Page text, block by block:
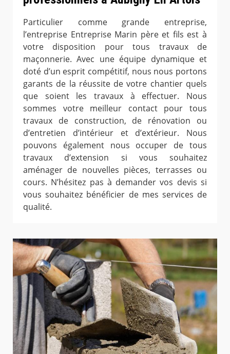
Particulier comme grande entreprise,
l’entreprise Entreprise Marin père et fils est à
votre disposition pour tous travaux de
maçonnerie. Avec une équipe dynamique et
doté d’un esprit compétitif, nous nous portons
garants de la réussite de votre chantier quels
que soient les travaux à effectuer. Nous
sommes votre meilleur contact pour tous
travaux de construction, de rénovation ou
d’entretien d’intérieur et d’extérieur. Nous
pouvons également nous occuper de tous
travaux d’extension si vous souhaitez
aménager de nouvelles pièces, terrasses ou
cours. N’hésitez pas à demander vos devis si
vous souhaitez bénéficier de mes services de
qualité.